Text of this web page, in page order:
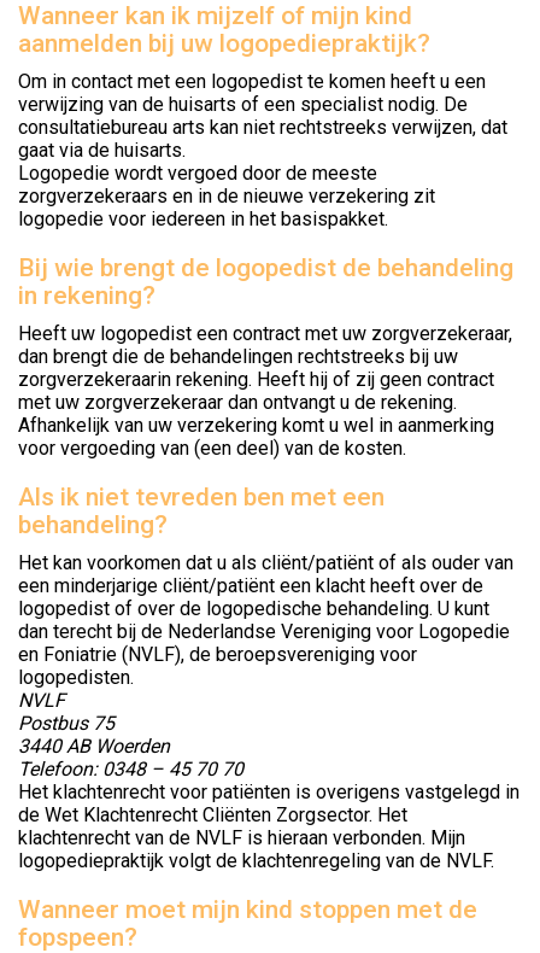
Wanneer kan ik mijzelf of mijn kind
aanmelden bij uw logopediepraktijk?
Om in contact met een logopedist te komen heeft u een
verwijzing van de huisarts of een specialist nodig. De
consultatiebureau arts kan niet rechtstreeks verwijzen, dat
gaat via de huisarts.
Logopedie wordt vergoed door de meeste
zorgverzekeraars en in de nieuwe verzekering zit
logopedie voor iedereen in het basispakket.
Bij wie brengt de logopedist de behandeling
in rekening?
Heeft uw logopedist een contract met uw zorgverzekeraar,
dan brengt die de behandelingen rechtstreeks bij uw
zorgverzekeraarin rekening. Heeft hij of zij geen contract
met uw zorgverzekeraar dan ontvangt u de rekening.
Afhankelijk van uw verzekering komt u wel in aanmerking
voor vergoeding van (een deel) van de kosten.
Als ik niet tevreden ben met een
behandeling?
Het kan voorkomen dat u als cliënt/patiënt of als ouder van
een minderjarige cliënt/patiënt een klacht heeft over de
logopedist of over de logopedische behandeling. U kunt
dan terecht bij de Nederlandse Vereniging voor Logopedie
en Foniatrie (NVLF), de beroepsvereniging voor
logopedisten.
NVLF
Postbus 75
3440 AB Woerden
Telefoon: 0348 – 45 70 70
Het klachtenrecht voor patiënten is overigens vastgelegd in
de Wet Klachtenrecht Cliënten Zorgsector. Het
klachtenrecht van de NVLF is hieraan verbonden. Mijn
logopediepraktijk volgt de klachtenregeling van de NVLF.
Wanneer moet mijn kind stoppen met de
fopspeen?